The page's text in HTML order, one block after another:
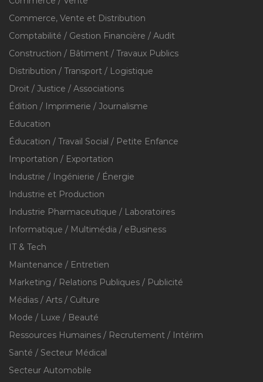
Commerce, Vente et Distribution
Comptabilité / Gestion Financière / Audit
Construction / Bâtiment / Travaux Publics
Distribution / Transport / Logistique
Droit / Justice / Associations
Édition / Imprimerie / Journalisme
Education
Éducation / Travail Social / Petite Enfance
Importation / Exportation
Industrie / Ingénierie / Énergie
Industrie et Production
Industrie Pharmaceutique / Laboratoires
Informatique / Multimédia / eBusiness
IT & Tech
Maintenance / Entretien
Marketing / Relations Publiques / Publicité
Médias / Arts / Culture
Mode / Luxe / Beauté
Ressources Humaines / Recrutement / Intérim
Santé / Secteur Médical
Secteur Automobile